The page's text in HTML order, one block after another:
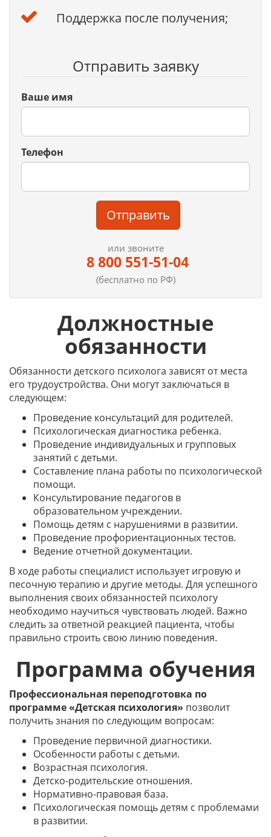
Поддержка после получения;
Отправить заявку
Ваше имя
Телефон
Отправить
или звоните
8 800 551-51-04
(бесплатно по РФ)
Должностные
обязанности
Обязанности детского психолога зависят от места
его трудоустройства. Они могут заключаться в
следующем:
Проведение консультаций для родителей.
Психологическая диагностика ребенка.
Проведение индивидуальных и групповых
занятий с детьми.
Составление плана работы по психологической
помощи.
Консультирование педагогов в
образовательном учреждении.
Помощь детям с нарушениями в развитии.
Проведение профориентационных тестов.
Ведение отчетной документации.
В ходе работы специалист использует игровую и
песочную терапию и другие методы. Для успешного
выполнения своих обязанностей психологу
необходимо научиться чувствовать людей. Важно
следить за ответной реакцией пациента, чтобы
правильно строить свою линию поведения.
Программа обучения
Профессиональная переподготовка по
программе «Детская психология» позволит
получить знания по следующим вопросам:
Проведение первичной диагностики.
Особенности работы с детьми.
Возрастная психология.
Детско-родительские отношения.
Нормативно-правовая база.
Психологическая помощь детям с проблемами
в развитии.